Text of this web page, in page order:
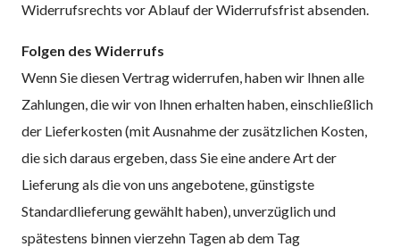
Widerrufsrechts vor Ablauf der Widerrufsfrist absenden.
Folgen des Widerrufs
Wenn Sie diesen Vertrag widerrufen, haben wir Ihnen alle
Zahlungen, die wir von Ihnen erhalten haben, einschließlich
der Lieferkosten (mit Ausnahme der zusätzlichen Kosten,
die sich daraus ergeben, dass Sie eine andere Art der
Lieferung als die von uns angebotene, günstigste
Standardlieferung gewählt haben), unverzüglich und
spätestens binnen vierzehn Tagen ab dem Tag